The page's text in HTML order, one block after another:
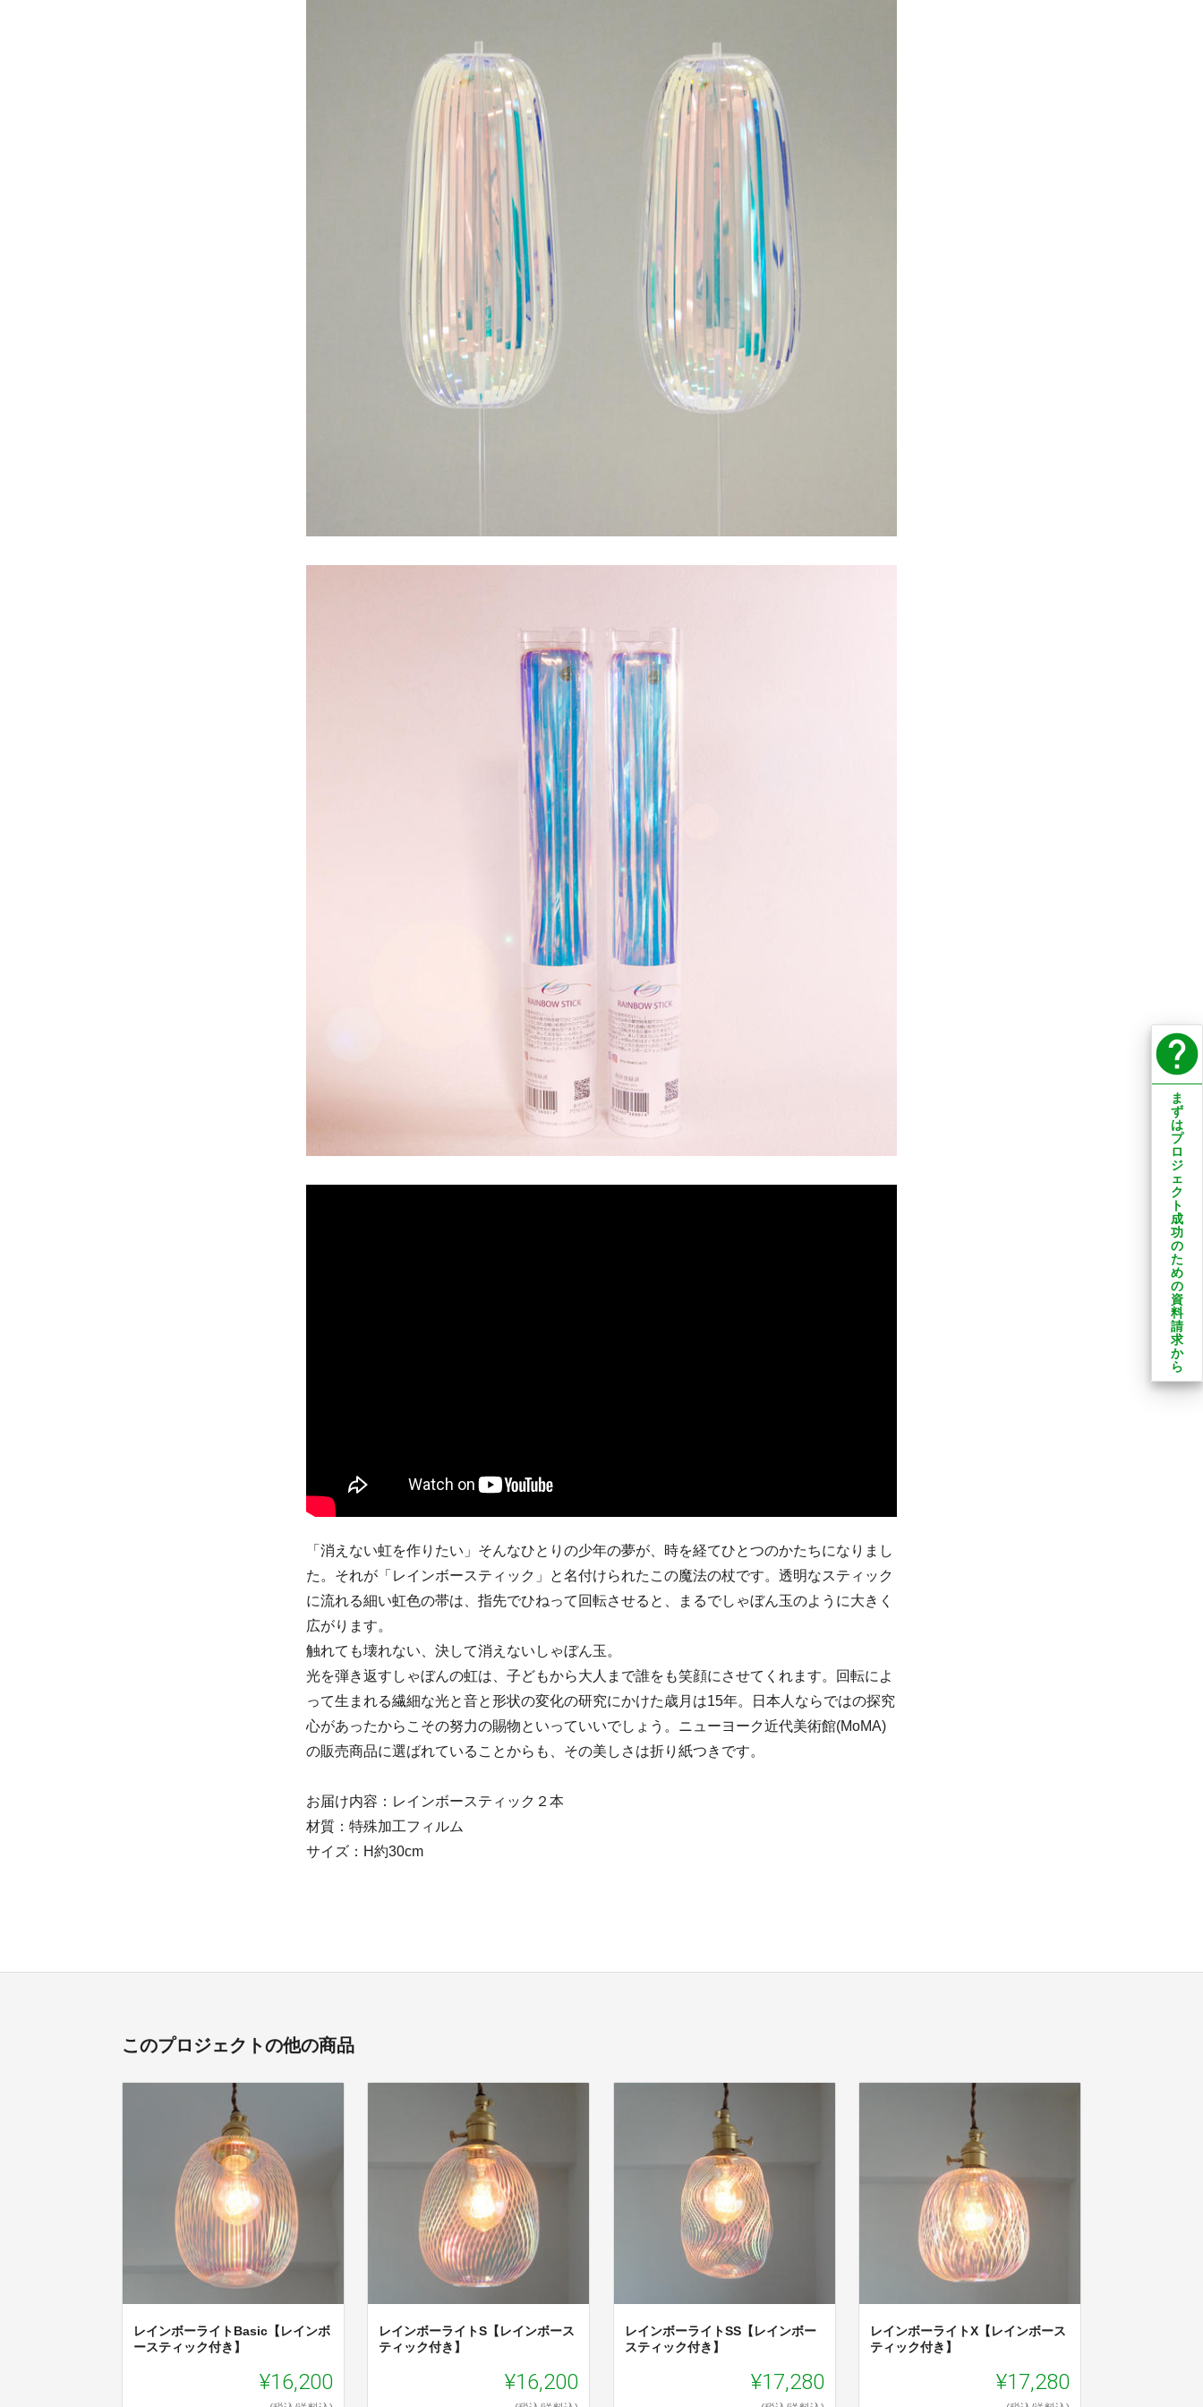
「消えない虹を作りたい」そんなひとりの少年の夢が、時を経てひとつのかたちになりまし
た。それが「レインボースティック」と名付けられたこの魔法の杖です。透明なスティック
に流れる細い虹色の帯は、指先でひねって回転させると、まるでしゃぼん玉のように大きく
広がります。
触れても壊れない、決して消えないしゃぼん玉。
光を弾き返すしゃぼんの虹は、子どもから大人まで誰をも笑顔にさせてくれます。回転によ
って生まれる繊細な光と音と形状の変化の研究にかけた歳月は15年。日本人ならではの探究
心があったからこその努力の賜物といっていいでしょう。ニューヨーク近代美術館(MoMA)
の販売商品に選ばれていることからも、その美しさは折り紙つきです。
お届け内容：レインボースティック２本
材質：特殊加工フィルム
サイズ：H約30cm
このプロジェクトの他の商品
レインボーライトBasic【レインボ
ースティック付き】
¥16,200
レインボーライトS【レインボース
ティック付き】
¥16,200
レインボーライトSS【レインボー
スティック付き】
¥17,280
レインボーライトX【レインボース
ティック付き】
¥17,280
help
ま
ず
は
プ
ロ
ジ
ェ
ク
ト
成
功
の
た
め
の
資
料
請
求
か
ら